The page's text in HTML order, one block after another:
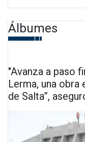
Álbumes
"Avanza a paso
Lerma, una
de Salta”,